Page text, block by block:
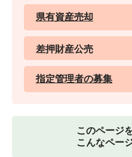
県有資産売却
差押財産公売
指定管理者の募集
このページ
こんなペー